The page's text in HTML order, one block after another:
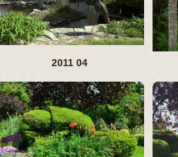
2011 04